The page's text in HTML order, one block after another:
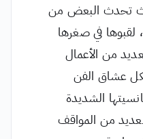
تحدث البعض من
لقبوها في صغرها
من الأعمال
لكل عشاق الفن
الشديدة
من المواقف